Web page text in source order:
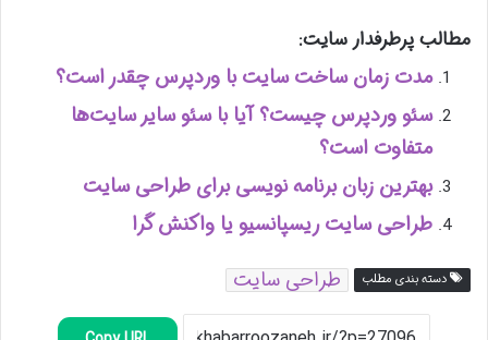
مطالب پرطرفدار سایت:
مدت زمان ساخت سایت با وردپرس چقدر است؟
سئو وردپرس چیست؟ آیا با سئو سایر سایت‌ها
متفاوت است؟
بهترین زبان برنامه نویسی برای طراحی سایت
طراحی سایت ریسپانسیو یا واکنش گرا
دسته بندی مطلب طراحی سایت